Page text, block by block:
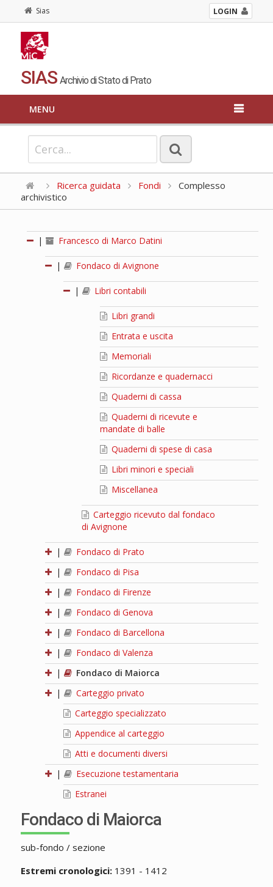
Sias LOGIN
SIAS Archivio di Stato di Prato
MENU
Ricerca guidata Fondi
Complesso
archivistico
| Francesco di Marco Datini
| Fondaco di Avignone
| Libri contabili
Libri grandi
Entrata e uscita
Memoriali
Ricordanze e quadernacci
Quaderni di cassa
Quaderni di ricevute e
mandate di balle
Quaderni di spese di casa
Libri minori e speciali
Miscellanea
Carteggio ricevuto dal fondaco
di Avignone
|
Fondaco di Prato
|
Fondaco di Pisa
|
Fondaco di Firenze
|
Fondaco di Genova
|
Fondaco di Barcellona
|
Fondaco di Valenza
|
Fondaco di Maiorca
|
Carteggio privato
Carteggio specializzato
Appendice al carteggio
Atti e documenti diversi
|
Esecuzione testamentaria
Estranei
Fondaco di Maiorca
sub-fondo / sezione
Estremi cronologici:1391 - 1412